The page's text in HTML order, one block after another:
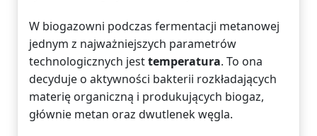
W biogazowni podczas fermentacji metanowej
jednym z najważniejszych parametrów
technologicznych jesttemperatura. To ona
decyduje o aktywności bakterii rozkładających
materię organiczną i produkujących biogaz,
głównie metan oraz dwutlenek węgla.